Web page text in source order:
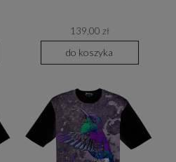
139,00 zł
do koszyka